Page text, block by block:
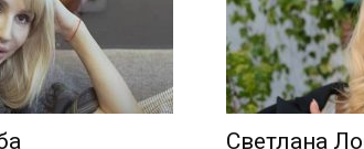
Светлана